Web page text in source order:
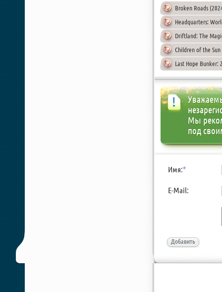
Broken Roads
Headquarters:
Driftland: The
Children of the Sun
Last Hope Bunker:
Мы
под
Имя:*
E-Mail:
Добавить